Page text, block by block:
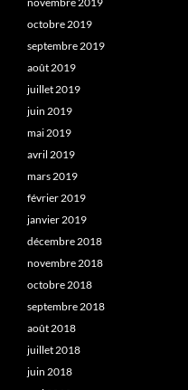
octobre 2019
septembre 2019
août 2019
juillet 2019
juin 2019
mai 2019
avril 2019
mars 2019
février 2019
janvier 2019
décembre 2018
novembre 2018
octobre 2018
septembre 2018
août 2018
juillet 2018
juin 2018